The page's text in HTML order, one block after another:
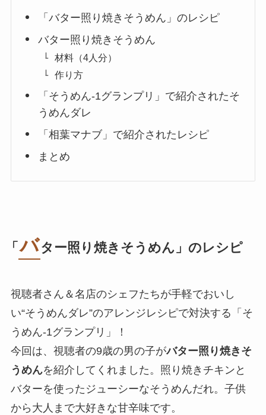
「バター照り焼きそうめん」のレシピ
バター照り焼きそうめん
材料（4人分）
作り方
「そうめん-1グランプリ」で紹介されたそ
うめんダレ
「相葉マナブ」で紹介されたレシピ
まとめ
「 バター照り焼きそうめん 」のレシピ
視聴者さん＆名店のシェフたちが手軽でおいし
い“そうめんダレ”のアレンジレシピで対決する「そ
うめん-1グランプリ」！
今回は、視聴者の9歳の男の子がバター照り焼きそ
うめんを紹介してくれました。照り焼きチキンと
バターを使ったジューシーなそうめんだれ。子供
から大人まで大好きな甘辛味です。